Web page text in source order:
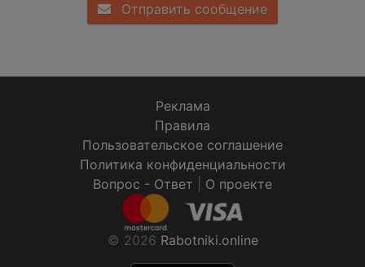
Отправить сообщение
Реклама
Правила
Пользовательское соглашение
Политика конфиденциальности
Вопрос - Ответ
О проекте
© 2026 Rabotniki.online